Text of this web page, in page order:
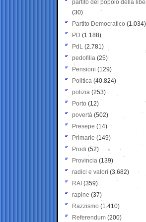
partito del popolo della
(30)
Partito Democratico (1.034)
PD (1.188)
PdL (2.781)
pedofilia (25)
Pensioni (129)
Politica (40.824)
polizia (253)
Porto (12)
povertà (502)
Presepe (14)
Primarie (149)
Prodi (52)
Provincia (139)
radici e valori (3.682)
RAI (359)
rapine (37)
Razzismo (1.410)
Referendum (200)